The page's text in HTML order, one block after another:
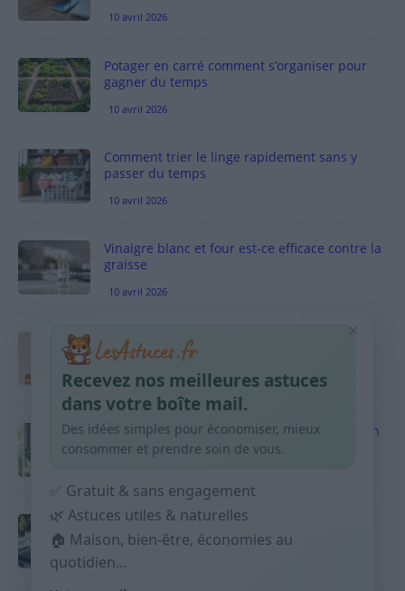
10 avril 2026
Potager en carré comment s’organiser pour
gagner du temps
10 avril 2026
Comment trier le linge rapidement sans y
passer du temps
10 avril 2026
Vinaigre blanc et four est-ce efficace contre la
graisse
10 avril 2026
Taches pigmentaires : routine simple +
habitudes qui aident
9 avril 2026
Produits ménagers : comment économiser en
courses sans acheter 10 sprays
Budget mensuel : méthode rapide pour
répartir son salaire dès le jour de paie
9 avril 2026
×
Recevez nos meilleures astuces
dans votre boîte mail.
Des idées simples pour économiser, mieux
consommer et prendre soin de vous.
✅ Gratuit & sans engagement
🌿 Astuces utiles & naturelles
🏠 Maison, bien-être, économies au
quotidien...